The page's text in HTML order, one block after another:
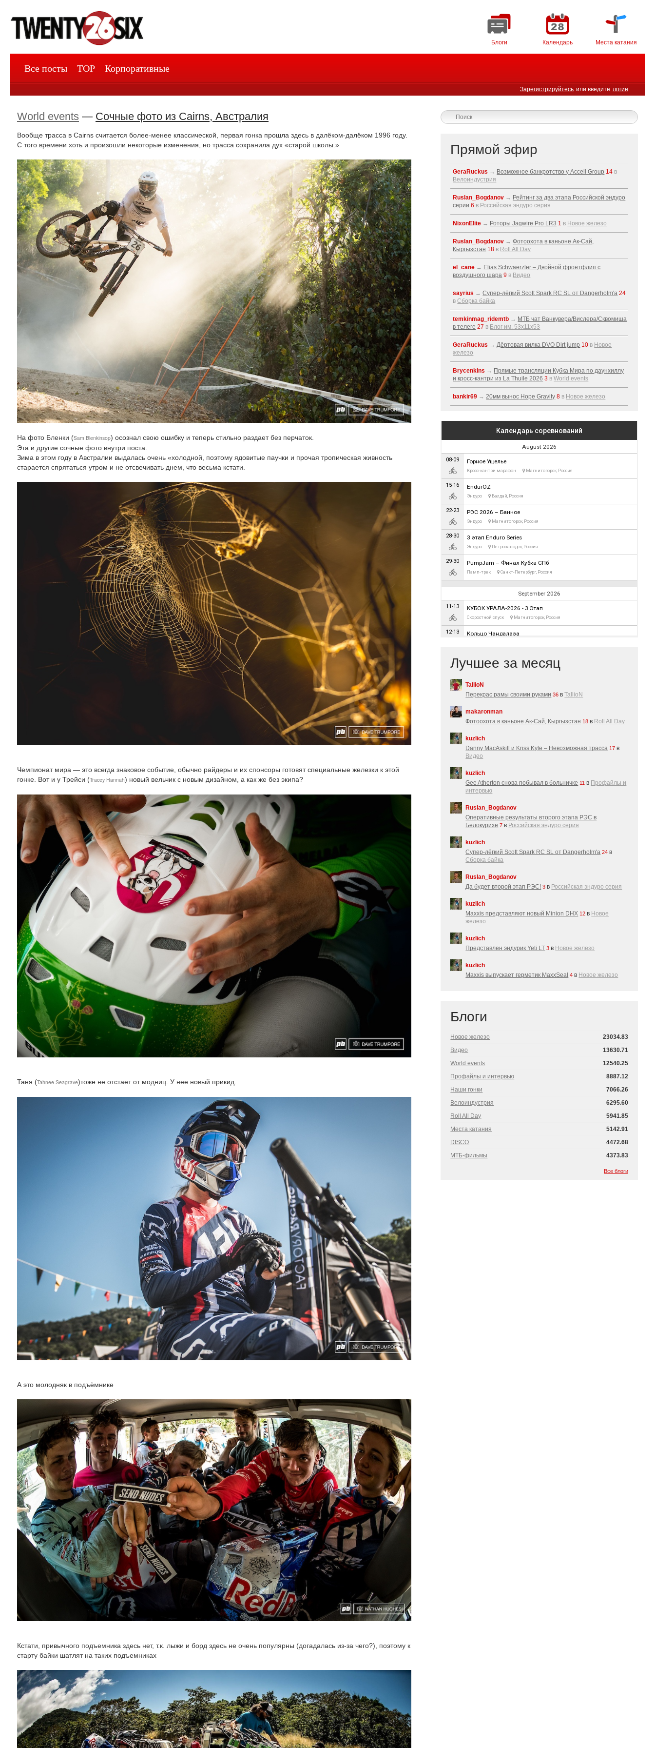
Блоги Календарь Места катания
Зарегистрируйтесь или введите логин
Все посты TOP Корпоративные
World events — Сочные фото из Cairns, Австралия
Вообще трасса в Cairns считается более-менее классической, первая гонка прошла здесь в далёком-далёком 1996 году.
С того времени хоть и произошли некоторые изменения, но трасса сохранила дух «старой школы.»
На фото Бленки (Sam Blenkinsop) осознал свою ошибку и теперь стильно раздает без перчаток.
Эта и другие сочные фото внутри поста.
Зима в этом году в Австралии выдалась очень «холодной, поэтому ядовитые паучки и прочая тропическая живность
старается спрятаться утром и не отсвечивать днем, что весьма кстати.
Чемпионат мира — это всегда знаковое событие, обычно райдеры и их спонсоры готовят специальные железки к этой
гонке. Вот и у Трейси (Tracey Hannah) новый вельчик с новым дизайном, а как же без экипа?
Таня (Tahnee Seagrave)тоже не отстает от модниц. У нее новый прикид.
А это молодняк в подъёмнике
Кстати, привычного подъемника здесь нет, т.к. лыжи и борд здесь не очень популярны (догадалась из-за чего?), поэтому к
старту байки шатлят на таких подъемниках
Прямой эфир
GeraRuckus → Возможное банкротство у Accell Group 14 в
Велоиндустрия
Ruslan_Bogdanov → Рейтинг за два этапа Российской эндуро
серии 6 в Российская эндуро серия
NixonElite → Роторы Jagwire Pro LR3 1 в Новое железо
Ruslan_Bogdanov →Фотоохота в каньоне Ак-Cай,
Кыргызстан 18 в Roll All Day
el_cane → Elias Schwaerzler – Двойной фронтфлип с
воздушного шара 9 в Видео
sayrius →Супер-лёгкий Scott Spark RC SL от Dangerholm'a 24
вСборка байка
temkinmag_ridemtb → МТБ чат Ванкувера/Вислера/Сквомиша
в телеге 27 в Блог им. 53x11x53
GeraRuckus →Дёртовая вилка DVO Dirt jump 10 в Новое
железо
Brycenkins → Прямые трансляции Кубка Мира по даунхиллу
и кросс-кантри из La Thuile 2026 3 вWorld events
bankir69 →20мм вынос Hope Gravity 8 в Новое железо
Лучшее за месяц
TallioN
Перекрас рамы своими руками 36 вTallioN
makaronman
Фотоохота в каньоне Ак-Cай, Кыргызстан 18 в Roll All Day
kuzlich
Danny MacAskill и Kriss Kyle – Невозможная трасса 17 в
Видео
kuzlich
Gee Atherton снова побывал в больничке 11 в Профайлы и
интервью
Ruslan_Bogdanov
Оперативные результаты второго этапа РЭС в
Белокурихе 7 в Российская эндуро серия
kuzlich
Супер-лёгкий Scott Spark RC SL от Dangerholm'a 24 в
Сборка байка
Ruslan_Bogdanov
Да будет второй этап РЭС! 3 в Российская эндуро серия
kuzlich
Maxxis представляют новый Minion DHX 12 в Новое
железо
kuzlich
Представлен эндурик Yeti LT 3 в Новое железо
kuzlich
Maxxis выпускает герметик MaxxSeal 4 в Новое железо
Блоги
Новое железо
23034.83
Видео
13630.71
World events
12540.25
Профайлы и интервью
8887.12
Наши гонки
7066.26
Велоиндустрия
6295.60
Roll All Day
5941.85
Места катания
5142.91
DISCO
4472.68
МТБ-фильмы
4373.83
Все блоги